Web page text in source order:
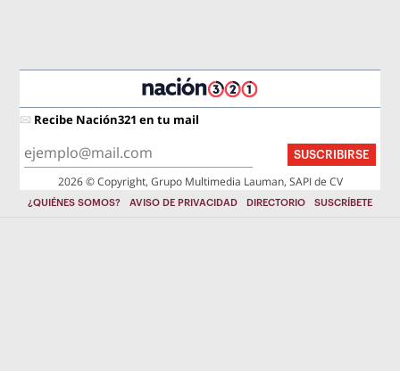
Recibe Nación321 en tu mail
SUSCRIBIRSE
2026 © Copyright, Grupo Multimedia Lauman, SAPI de CV
¿QUIÉNES SOMOS? AVISO DE PRIVACIDAD DIRECTORIO SUSCRÍBETE